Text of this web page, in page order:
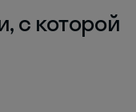
с которой